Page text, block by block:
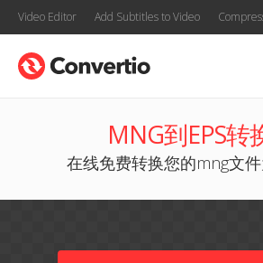
Video Editor Add Subtitles to Video
MNG到EPS转
在线免费转换您的mng文